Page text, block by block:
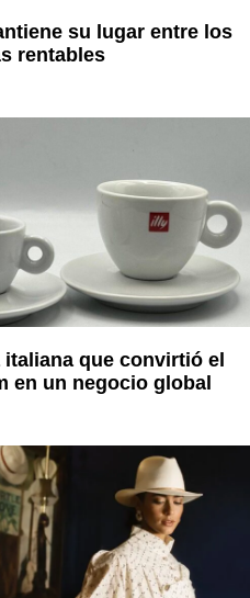
su lugar entre los
rentables
que convirtió el
en un negocio global